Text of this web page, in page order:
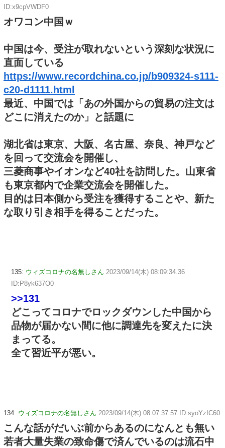
ID:x9cpVWDF0
オワコン中国ｗ
中国は今、受注が取れないという深刻な状況に
直面している
https://www.recordchina.co.jp/b909324-s111-
c20-d1111.html
最近、中国では「あの外国からの貿易の注文は
どこに消えたのか」と話題に
湖北省は東京、大阪、名古屋、奈良、神戸など
を回って交流会を開催し、
三菱商事やイオンなど40社を訪問した。山東省
も東京都内で企業交流会を開催した。
目的は日本側から受注を獲得することや、新た
な取り引き相手を得ることだった。
135: ウィズコロナの名無しさん 2023/09/14(木) 08:09:34.36
ID:P8yk637O0
>>131
どこってコロナでロックダウンした中国から
品物が届かない間に他に調達先を変えたに決
まってる。
全て習近平が悪い。
134: ウィズコロナの名無しさん 2023/09/14(木) 08:07:37.57 ID:syoYzIC60
こんな話がだいぶ前からあるのになんとも無い
若者大量失業の致命傷で済んでいるのは流石中